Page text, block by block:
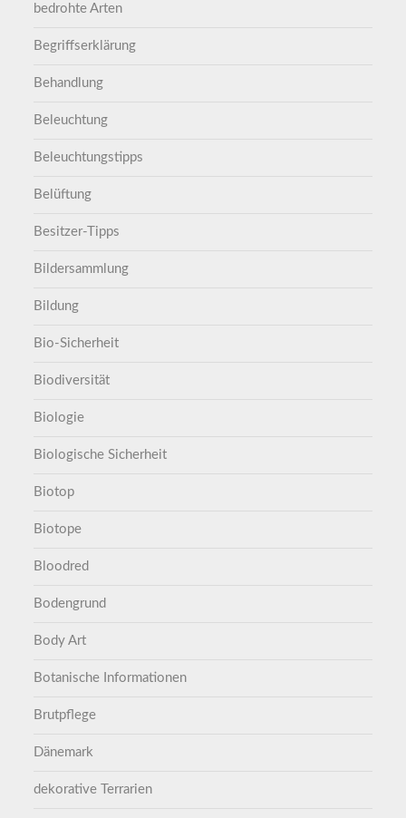
bedrohte Arten
Begriffserklärung
Behandlung
Beleuchtung
Beleuchtungstipps
Belüftung
Besitzer-Tipps
Bildersammlung
Bildung
Bio-Sicherheit
Biodiversität
Biologie
Biologische Sicherheit
Biotop
Biotope
Bloodred
Bodengrund
Body Art
Botanische Informationen
Brutpflege
Dänemark
dekorative Terrarien